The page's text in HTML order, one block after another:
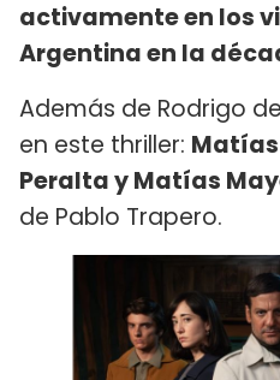
activamente en los
Argentina en la
Además de Rodrigo
en este thriller:
Peralta y Matías
de Pablo Trapero.